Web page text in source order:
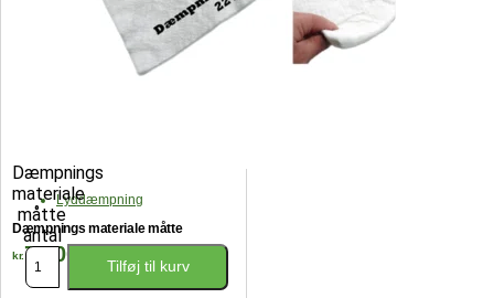
Lyddæmpning
Dæmpnings materiale måtte
kr.79,00
Dæmpnings
materiale
måtte
antal
Tilføj til kurv